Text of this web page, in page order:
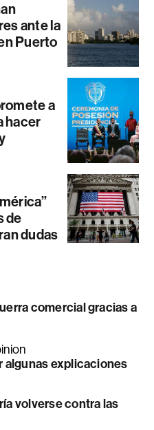
ante la
Puerto
a
hacer
de
dudas
comercial gracias a
algunas explicaciones
volverse contra las